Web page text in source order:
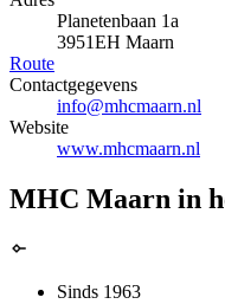
Planetenbaan 1a
3951EH Maarn
Route
Contactgegevens
info@mhcmaarn.nl
Website
www.mhcmaarn.nl
MHC Maarn in
Sinds 1963